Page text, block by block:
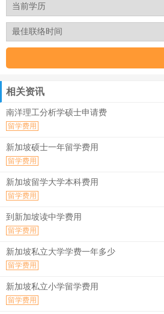
相关资讯
南洋理工分析学硕士申请费
留学费用
新加坡硕士一年留学费用
留学费用
新加坡留学大学本科费用
留学费用
到新加坡读中学费用
留学费用
新加坡私立大学学费一年多少
留学费用
新加坡私立小学留学费用
留学费用